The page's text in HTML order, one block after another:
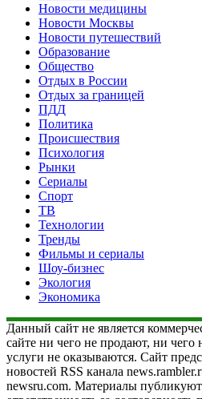
Новости медицины
Новости Москвы
Новости путешествий
Образование
Общество
Отдых в России
Отдых за границей
ПДД
Политика
Происшествия
Психология
Рынки
Сериалы
Спорт
ТВ
Технологии
Тренды
Фильмы и сериалы
Шоу-бизнес
Экология
Экономика
Данный сайт не является
сайте ни чего не продают, ни
услуги не оказываются. Сайт
новостей RSS канала
newsru.com. Материалы